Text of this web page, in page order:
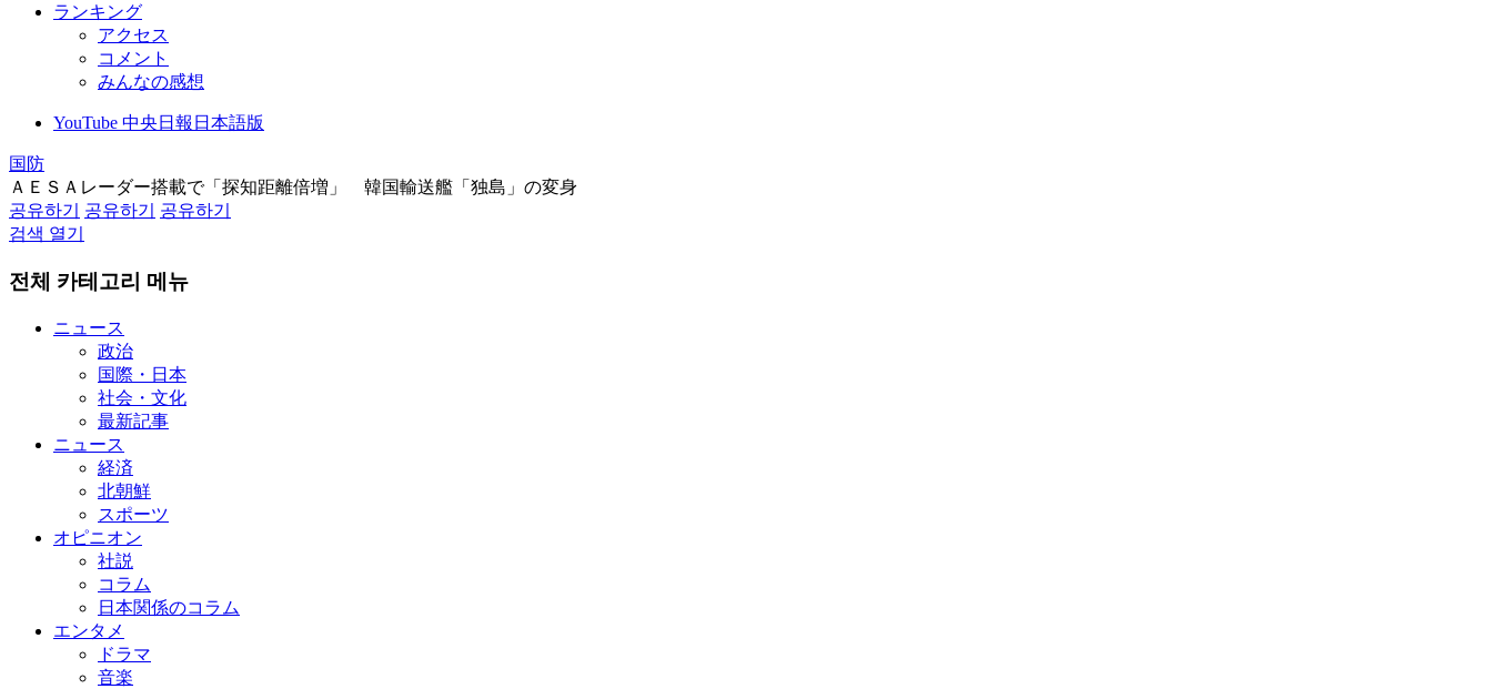
ランキング
アクセス
コメント
みんなの感想
YouTube 中央日報日本語版
国防
ＡＥＳＡレーダー搭載で「探知距離倍増」 韓国輸送艦「独島」の変身
공유하기
공유하기
공유하기
검색 열기
전체 카테고리 메뉴
ニュース
政治
国際・日本
社会・文化
最新記事
ニュース
経済
北朝鮮
スポーツ
オピニオン
社説
コラム
日本関係のコラム
エンタメ
ドラマ
音楽